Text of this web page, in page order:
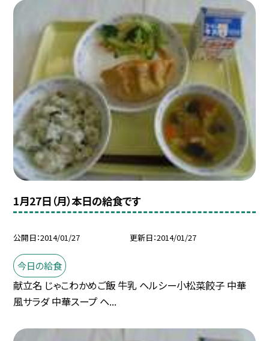
1月27日（月）本日の給食です
公開日 2014/01/27 更新日 2014/01/27
今日の給食
献立名 じゃこわかめご飯 牛乳 ヘルシー小松菜餃子 中華
風サラダ 中華スープ ヘ...